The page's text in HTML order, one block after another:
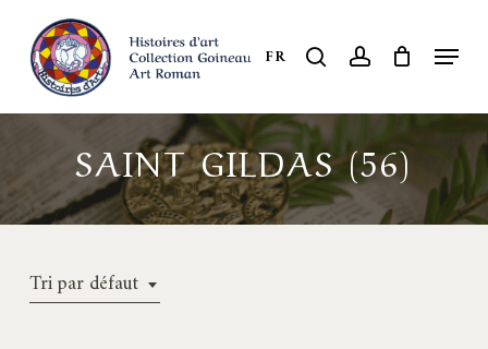
main
content
FR search account Menu
SAINT GILDAS (56)
Tri par défaut
Close